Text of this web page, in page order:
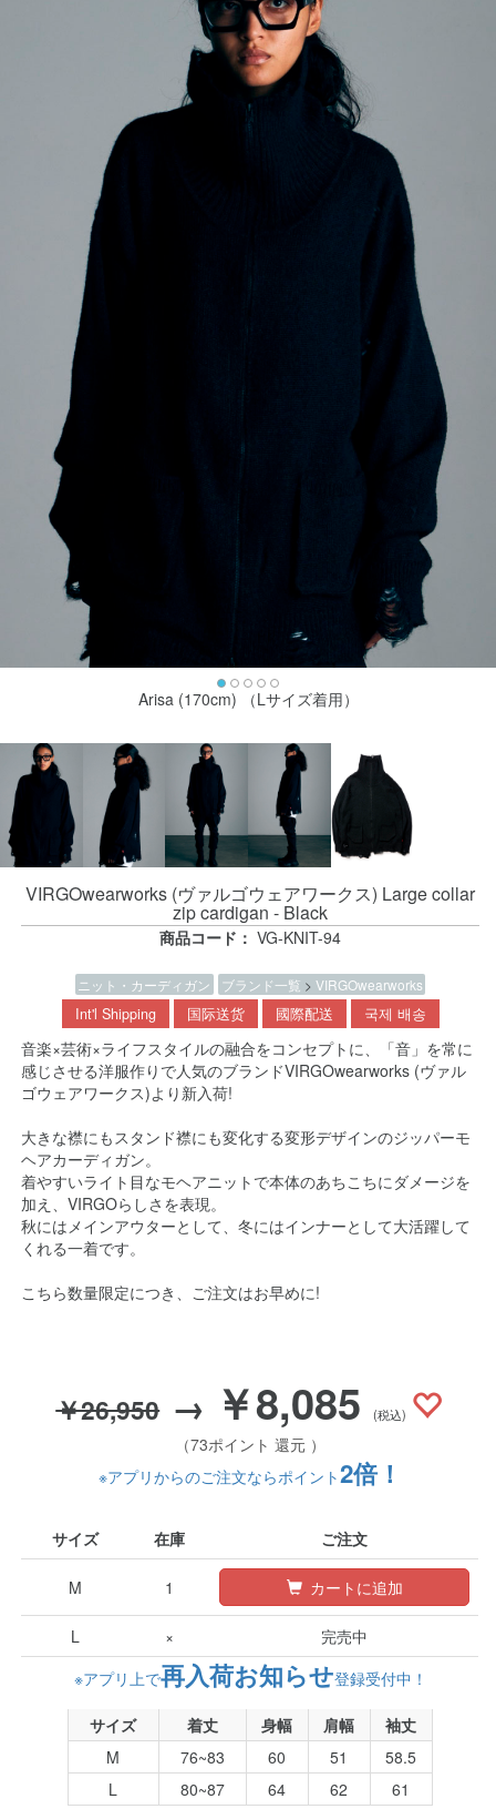
Arisa (170cm) （Lサイズ着用）
VIRGOwearworks (ヴァルゴウェアワークス) Large collar
zip cardigan - Black
商品コード： VG-KNIT-94
ニット・カーディガン ブランド一覧 > VIRGOwearworks
Int'l Shipping 国际送货 國際配送 국제 배송
音楽×芸術×ライフスタイルの融合をコンセプトに、「音」を常に
感じさせる洋服作りで人気のブランドVIRGOwearworks (ヴァル
ゴウェアワークス)より新入荷!
大きな襟にもスタンド襟にも変化する変形デザインのジッパーモ
ヘアカーディガン。
着やすいライト目なモヘアニットで本体のあちこちにダメージを
加え、VIRGOらしさを表現。
秋にはメインアウターとして、冬にはインナーとして大活躍して
くれる一着です。
こちら数量限定につき、ご注文はお早めに!
￥26,950 → ￥8,085(税込)
（73ポイント 還元 ）
※アプリからのご注文ならポイント2倍！
サイズ 在庫 ご注文
M 1 カートに追加
L ×
完売中
※アプリ上で再入荷お知らせ登録受付中！
サイズ 着丈 身幅 肩幅
袖丈
M
76~83 60 51
58.5
L
80~87 64 62 61